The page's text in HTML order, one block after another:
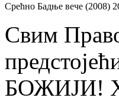
Срећно Бадње вече (2008)
Свим
БОЖИЈИ!